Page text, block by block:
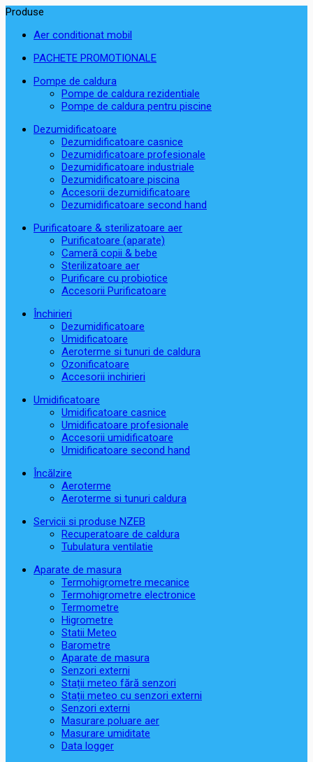
Produse
Aer conditionat mobil
PACHETE PROMOTIONALE
Pompe de caldura
Pompe de caldura rezidentiale
Pompe de caldura pentru piscine
Dezumidificatoare
Dezumidificatoare casnice
Dezumidificatoare profesionale
Dezumidificatoare industriale
Dezumidificatoare piscina
Accesorii dezumidificatoare
Dezumidificatoare second hand
Purificatoare & sterilizatoare aer
Purificatoare (aparate)
Cameră copii & bebe
Sterilizatoare aer
Purificare cu probiotice
Accesorii Purificatoare
Închirieri
Dezumidificatoare
Umidificatoare
Aeroterme si tunuri de caldura
Ozonificatoare
Accesorii inchirieri
Umidificatoare
Umidificatoare casnice
Umidificatoare profesionale
Accesorii umidificatoare
Umidificatoare second hand
Încălzire
Aeroterme
Aeroterme si tunuri caldura
Servicii si produse NZEB
Recuperatoare de caldura
Tubulatura ventilatie
Aparate de masura
Termohigrometre mecanice
Termohigrometre electronice
Termometre
Higrometre
Statii Meteo
Barometre
Aparate de masura
Senzori externi
Stații meteo fără senzori
Stații meteo cu senzori externi
Senzori externi
Masurare poluare aer
Masurare umiditate
Data logger